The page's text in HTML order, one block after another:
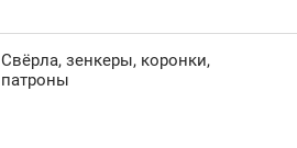
Свёрла, зенкеры, коронки,
патроны